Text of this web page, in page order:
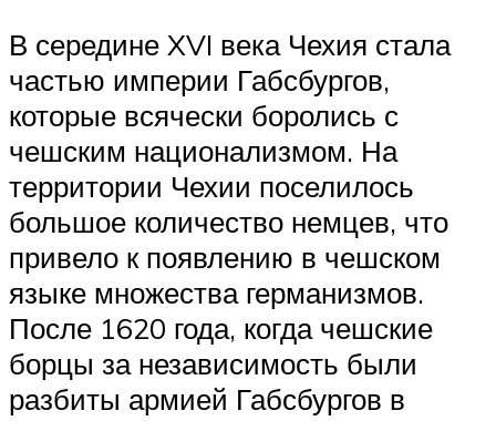
В середине XVI века Чехия стала
частью империи Габсбургов,
которые всячески боролись с
чешским национализмом. На
территории Чехии поселилось
большое количество немцев, что
привело к появлению в чешском
языке множества германизмов.
После 1620 года, когда чешские
борцы за независимость были
разбиты армией Габсбургов в